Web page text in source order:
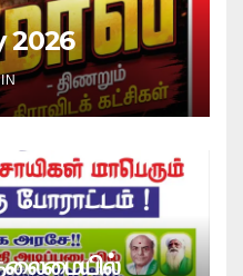
2026